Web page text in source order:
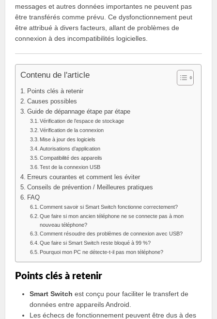
messages et autres données importantes ne peuvent pas
être transférés comme prévu. Ce dysfonctionnement peut
être attribué à divers facteurs, allant de problèmes de
connexion à des incompatibilités logicielles.
Contenu de l'article
Points clés à retenir
Causes possibles
Guide de dépannage étape par étape
Vérification de l’espace de stockage
Vérification de la connexion
Mise à jour des logiciels
Autorisations d’application
Compatibilité des appareils
Test de la connexion USB
Erreurs courantes et comment les éviter
Conseils de prévention / Meilleures pratiques
FAQ
Comment savoir si Smart Switch fonctionne correctement?
Que faire si mon ancien téléphone ne se connecte pas à mon
nouveau téléphone?
Comment résoudre des problèmes de connexion avec USB?
Que faire si Smart Switch reste bloqué à 99 %?
Pourquoi mon PC ne détecte-t-il pas mon téléphone?
Points clés à retenir
Smart Switch est conçu pour faciliter le transfert de
données entre appareils Android.
Les échecs de fonctionnement peuvent être dus à des